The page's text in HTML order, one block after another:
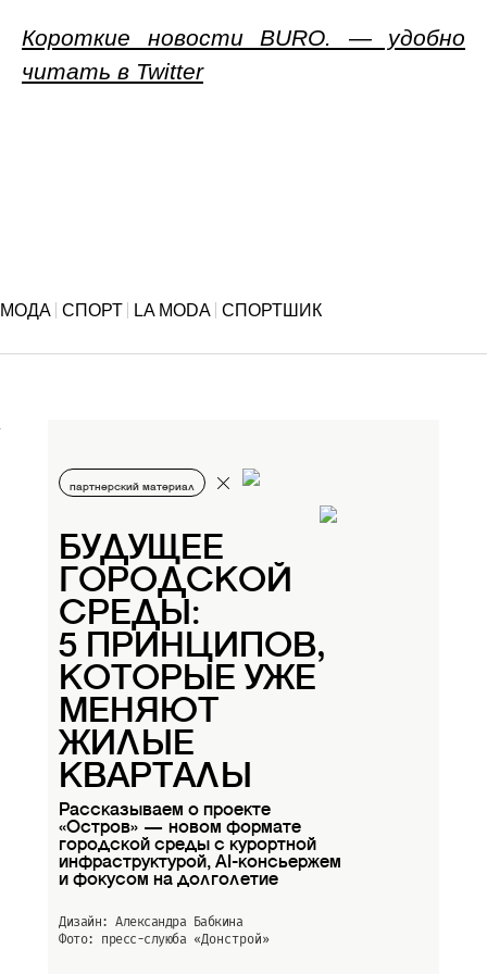
Короткие новости BURO. — удобно
читать в Twitter
МОДА СПОРТ LA MODA СПОРТШИК
партнерский материал
БУДУЩЕЕ
ГОРОДСКОЙ
СРЕДЫ:
5 ПРИНЦИПОВ,
КОТОРЫЕ УЖЕ
МЕНЯЮТ
ЖИЛЫЕ
КВАРТАЛЫ
Рассказываем о проекте
«Остров» — новом формате
городской среды с курортной
инфраструктурой, AI-консьержем
и фокусом на долголетие
Дизайн: Александра Бабкина
Фото: пресс-слуюба «Донстрой»